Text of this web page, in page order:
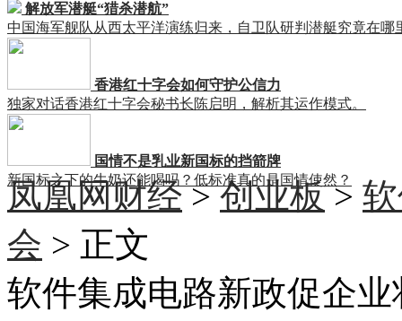
解放军潜艇“猎杀潜航”
中国海军舰队从西太平洋演练归来，自卫队研判潜艇究竟在哪
香港红十字会如何守护公信力
独家对话香港红十字会秘书长陈启明，解析其运作模式。
国情不是乳业新国标的挡箭牌
新国标之下的牛奶还能喝吗？低标准真的是国情使然？
凤凰网财经>创业板>
会 > 正文
软件集成电路新政促企